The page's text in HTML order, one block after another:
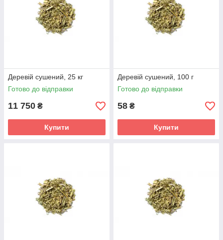
Деревій сушений, 25 кг
Готово до відправки
11 750 ₴
Купити
Деревій сушений, 100 г
Готово до відправки
58 ₴
Купити